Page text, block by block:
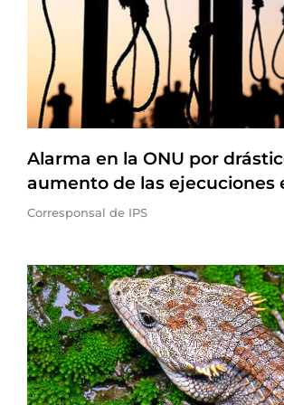
Alarma en la ONU por
aumento de las ejecuciones
Corresponsal de IPS